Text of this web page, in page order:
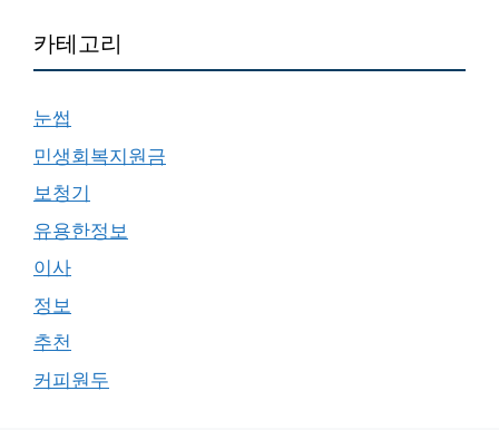
카테고리
눈썹
민생회복지원금
보청기
유용한정보
이사
정보
추천
커피원두